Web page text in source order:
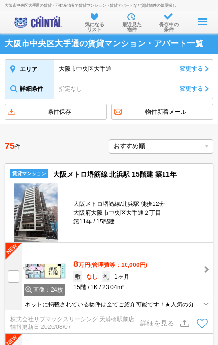
お部屋を探す
沿線・駅から
住所から
家賃相場から
物件特集から
不動産会社から
TOP
大阪市中央区大手通の賃貸・不動産情報で賃貸マンション・賃貸アパートなど賃貸物件の部屋探し
気になる
リスト
最近見た
物件
保存中の
条件
大阪市中央区大手通の賃貸マンション・アパート一覧
エリア 大阪市中央区大手通 変更する
詳細条件 指定なし 変更する
条件保存 物件新着メール
75件
賃貸マンション 大阪メトロ堺筋線 北浜駅 15階建 築11年
大阪メトロ堺筋線/北浜駅 徒歩12分
大阪府大阪市中央区大手通２丁目
築11年
15階建
画像：24枚
8万円(管理費等：10,000円)
敷
なし 礼
1ヶ月
15階
1K 23.04m²
ネットに掲載されている物件は全てご紹介可能です！★人気の分譲
型マンション★初期費用クレジット決済可能★保証人不要★ペット
相談可能★3駅3沿線利用可能で主要エリアへのアクセス良好です★
株式会社リブマックスリーシング 天満橋駅前店
情報更新日 2026/08/07
詳細を見る